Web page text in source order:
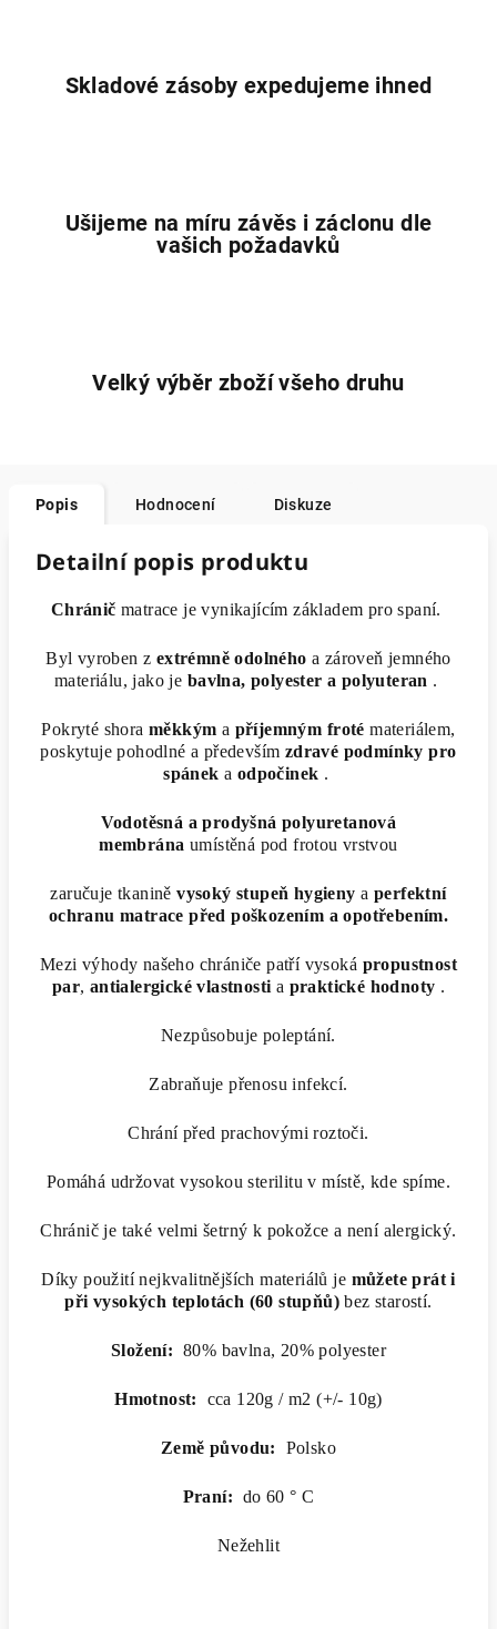
Skladové zásoby expedujeme ihned
Ušijeme na míru závěs i záclonu dle
vašich požadavků
Velký výběr zboží všeho druhu
Popis Hodnocení Diskuze
Detailní popis produktu
Chránič matrace je vynikajícím základem pro spaní.
Byl vyroben z extrémně odolného a zároveň jemného
materiálu, jako je bavlna, polyester a polyuteran .
Pokryté shoraměkkým a příjemným froté materiálem,
poskytuje pohodlné a především zdravé podmínky pro
spánek a odpočinek .
Vodotěsná a prodyšná polyuretanová
membrána umístěná pod frotou vrstvou
zaručuje tkaniněvysoký stupeň hygieny a perfektní
ochranu matrace před poškozením a opotřebením.
Mezi výhody našeho chrániče patří vysoká propustnost
par, antialergickévlastnosti a praktické hodnoty .
Nezpůsobuje poleptání.
Zabraňuje přenosu infekcí.
Chrání před prachovými roztoči.
Pomáhá udržovat vysokou sterilitu v místě, kde spíme.
Chránič je také velmi šetrný k pokožce a není alergický.
Díky použití nejkvalitnějších materiálů je můžete prát i
při vysokých teplotách (60 stupňů) bez starostí.
Složení: 80% bavlna, 20% polyester
Hmotnost: cca 120g / m2 (+/- 10g)
Země původu: Polsko
Praní: do 60 ° C
Nežehlit